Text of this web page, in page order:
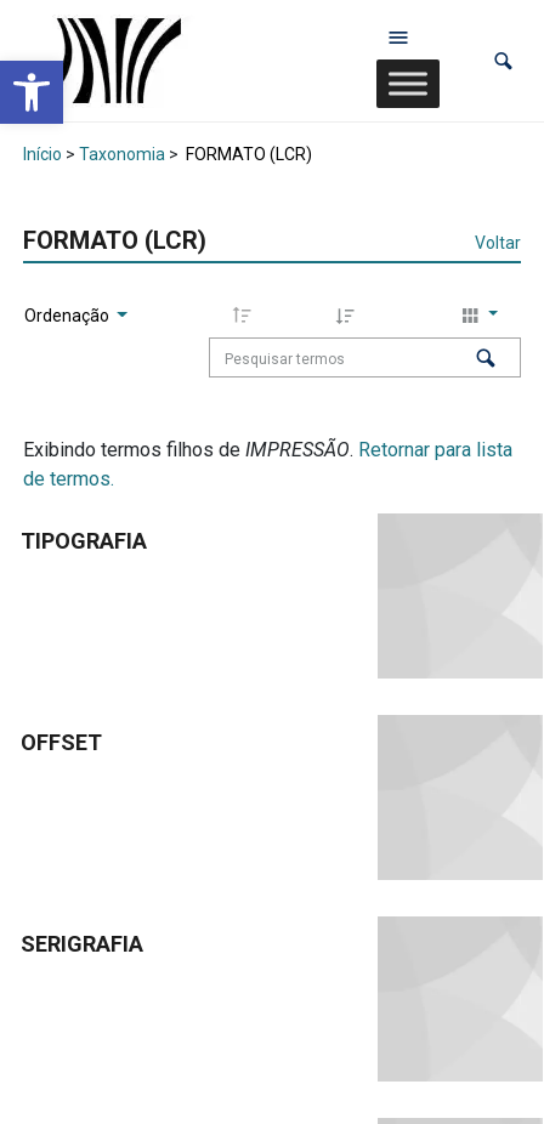
Abrir a barra de ferramentas
Início > Taxonomia > FORMATO (LCR)
FORMATO (LCR) Voltar
Ordenação
Exibindo termos filhos de IMPRESSÃO. Retornar para lista
de termos.
TIPOGRAFIA
OFFSET
SERIGRAFIA